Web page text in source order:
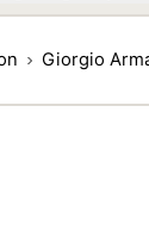
Giorgio